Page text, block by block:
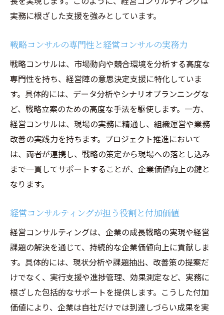
実務に根ざした支援を強みとしています。
戦略コンサルの専門性と経営コンサルの実務力
戦略コンサルは、市場動向や競合環境を分析する高度な
専門性を持ち、経営陣の意思決定支援に特化していま
す。具体的には、データ分析やシナリオプランニングな
ど、戦略立案のための高度な手法を駆使します。一方、
経営コンサルは、現場の実務に精通し、組織運営や業務
改善の実践力を持ちます。プロジェクト推進において
は、両者が連携し、戦略の策定から現場への落とし込み
まで一貫してサポートすることが、企業価値向上の鍵と
なります。
経営コンサルティングが担う役割と付加価値
経営コンサルティングは、企業の成長戦略の実現や経営
課題の解決を通じて、持続的な企業価値向上に貢献しま
す。具体的には、現状分析や課題抽出、改善策の提案だ
けでなく、実行支援や進捗管理、効果測定など、実務に
根ざした包括的なサポートを提供します。こうした付加
価値により、企業は自社だけでは到達しづらい成果を実